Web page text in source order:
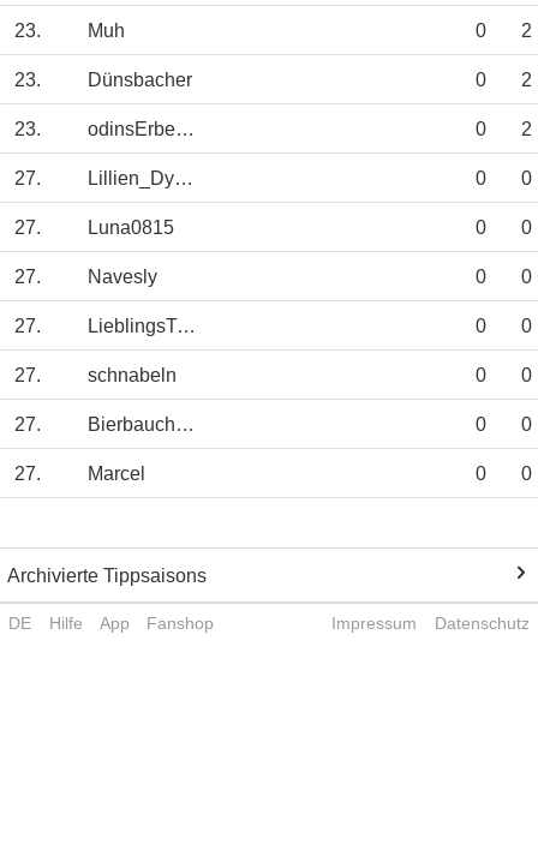
23. Muh 0 2
23. Dünsbacher 0 2
23. odinsErbe95 0 2
27. Lillien_Dynamo 0 0
27. Luna0815 0 0
27. Navesly 0 0
27. LieblingsTipp 0 0
27. schnabeln 0 0
27. Bierbauch09 0 0
27. Marcel 0 0
Archivierte Tippsaisons
DE Hilfe App Fanshop Impressum Datenschutz